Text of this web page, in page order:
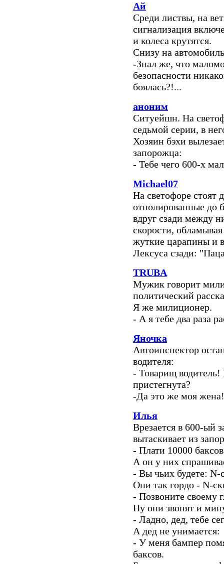
Ай
Среди листвы, на
сигнализация
и колеса крутятся.
Снизу на
-Знал же, что
безопасности
боялась?!...
аноним
Ситуейшн. На
седьмой серии, в
Хозяин бэхи
запорожца:
- Тебе чего 600-х
Michael07
На светофоре стоят
отполированные до
вдруг сзади между
скорости,
жуткие царапины и
Лексуса сзади:
TRUBA
Мужик говорит
политический
Я же милиционер.
- А я тебе два раза
Яночка
Автоинспектор
водителя:
- Товарищ
пристегнута?
-Да это же моя жена!
Илья
Врезается в 600-ый
вытаскивает из
- Плати 10000
А он у них
- Вы чьих будете:
Они так гордо - N-
- Позвоните своему
Ну они звонят и
- Ладно, дед, тебе
А дед не унимается:
- У меня бампер
баксов.